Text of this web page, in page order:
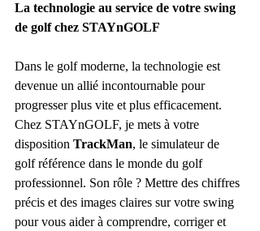
La technologie au service de votre swing
de golf chez STAYnGOLF
Dans le golf moderne, la technologie est
devenue un allié incontournable pour
progresser plus vite et plus efficacement.
Chez STAYnGOLF, je mets à votre
disposition TrackMan, le simulateur de
golf référence dans le monde du golf
professionnel. Son rôle ? Mettre des chiffres
précis et des images claires sur votre swing
pour vous aider à comprendre, corriger et